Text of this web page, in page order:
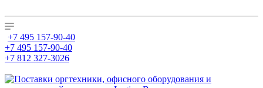
+7 495 157-90-40
+7 495 157-90-40
+7 812 327-3026